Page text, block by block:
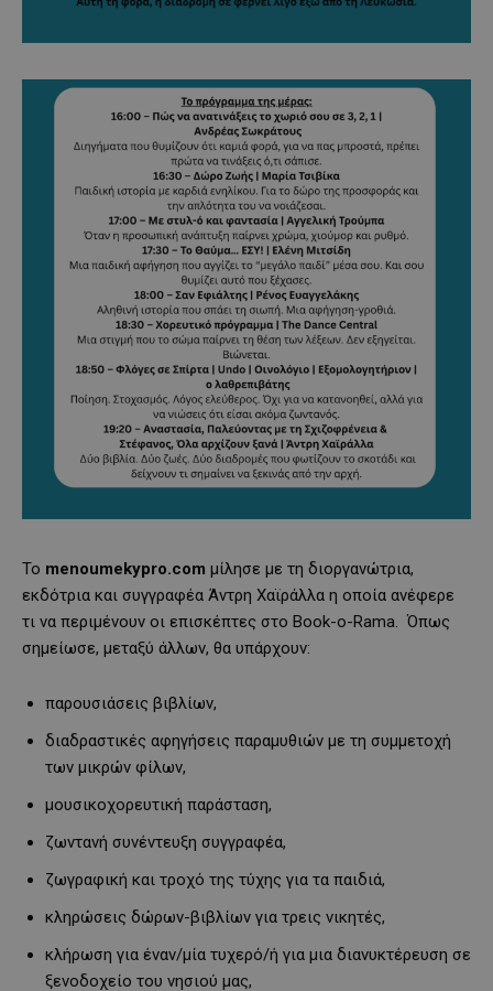
Το menoumekypro.com μίλησε με τη διοργανώτρια,
εκδότρια και συγγραφέα Άντρη Χαϊράλλα η οποία ανέφερε
τι να περιμένουν οι επισκέπτες στο Book-o-Rama. Όπως
σημείωσε, μεταξύ άλλων, θα υπάρχουν:
παρουσιάσεις βιβλίων,
διαδραστικές αφηγήσεις παραμυθιών με τη συμμετοχή
των μικρών φίλων,
μουσικοχορευτική παράσταση,
ζωντανή συνέντευξη συγγραφέα,
ζωγραφική και τροχό της τύχης για τα παιδιά,
κληρώσεις δώρων-βιβλίων για τρεις νικητές,
κλήρωση για έναν/μία τυχερό/ή για μια διανυκτέρευση σε
ξενοδοχείο του νησιού μας,